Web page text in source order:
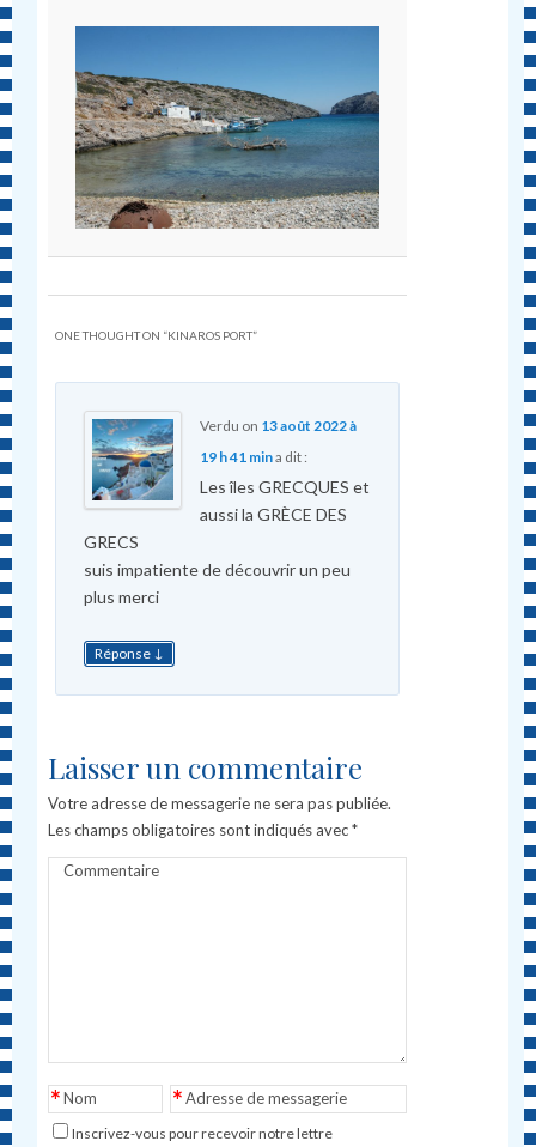
ONE THOUGHT ON “KINAROS PORT”
Verdu on 13 août 2022 à
19 h 41 mina dit :
Les îles GRECQUES et
aussi la GRÈCE DES
GRECS
suis impatiente de découvrir un peu
plus merci
Réponse ↓
Laisser un commentaire
Votre adresse de messagerie ne sera pas publiée.
Les champs obligatoires sont indiqués avec*
Commentaire
Nom
* Adresse de messagerie
*
Inscrivez-vous pour recevoir notre lettre